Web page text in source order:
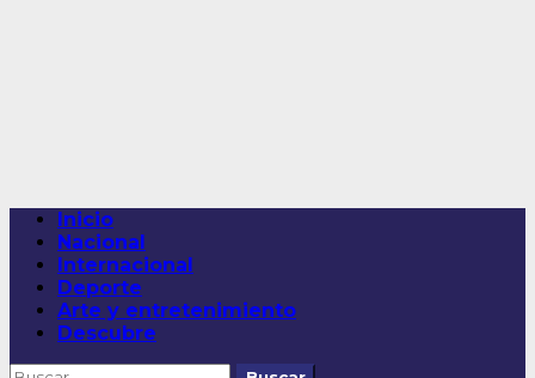
Menú
principal
Inicio
Nacional
Internacional
Deporte
Arte y entretenimiento
Descubre